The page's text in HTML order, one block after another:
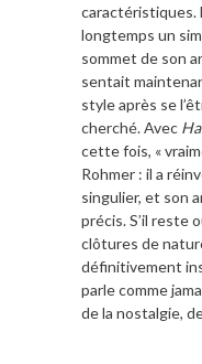
caractéristiques.
longtemps un
sommet de son
sentait
style après se
cherché. Avec
cette fois, «
Rohmer : il a
singulier, et son
précis. S’il reste
clôtures de
définitivement
parle comme
de la nostalgie,